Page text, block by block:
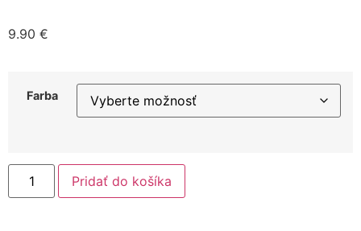
9.90 €
Farba
Pridať do košíka